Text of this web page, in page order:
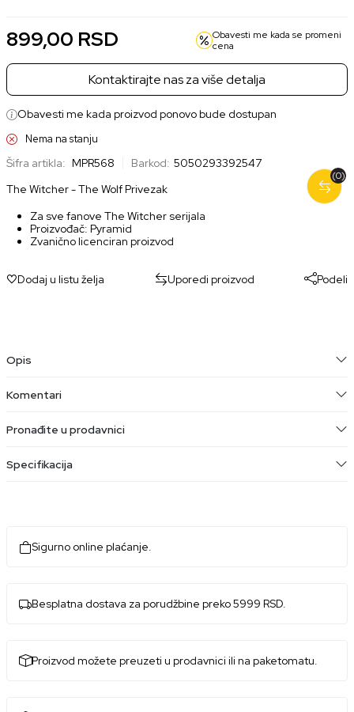
899,00 RSD
Obavesti me kada se promeni
cena
Kontaktirajte nas za više detalja
Obavesti me kada proizvod ponovo bude dostupan
Nema na stanju
Šifra artikla: MPR568 Barkod: 5050293392547
The Witcher - The Wolf Privezak
Za sve fanove The Witcher serijala
Proizvođač: Pyramid
Zvanično licenciran proizvod
Dodaj u listu želja Uporedi proizvod Podeli
(0)
Opis
Komentari
Pronađite u prodavnici
Specifikacija
Sigurno online plaćanje.
Besplatna dostava za porudžbine preko 5999 RSD.
Proizvod možete preuzeti u prodavnici ili na paketomatu.